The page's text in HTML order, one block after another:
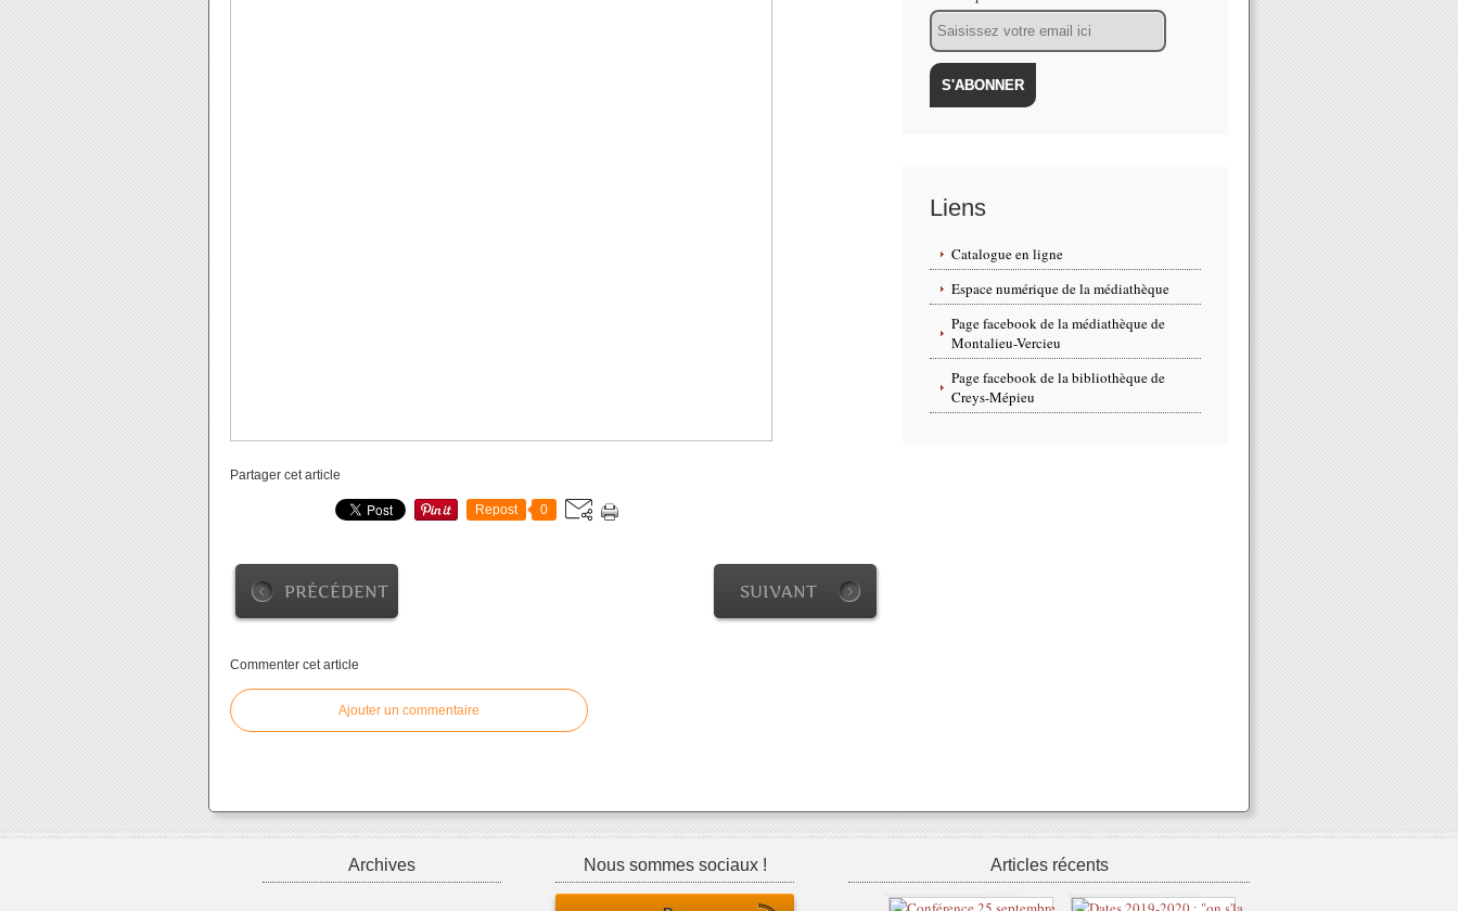
Partager cet article
Repost 0
PRÉCÉDENT SUIVANT
Commenter cet article
Ajouter un commentaire
Email
Liens
Catalogue en ligne
Espace numérique de la médiathèque
Page facebook de la médiathèque de
Montalieu-Vercieu
Page facebook de la bibliothèque de
Creys-Mépieu
Archives Nous sommes sociaux ! Articles récents